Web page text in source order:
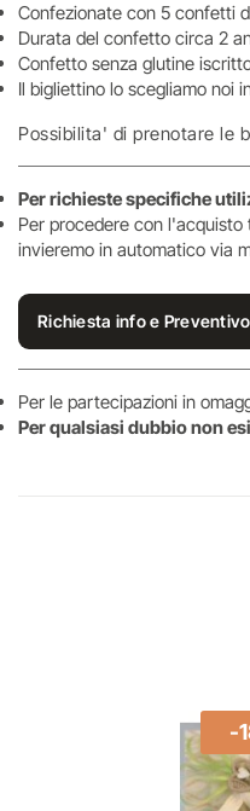
Confezionate con 5 confetti
Durata del confetto circa 2
Confetto senza glutine
Il bigliettino lo scegliamo noi
Possibilita' di prenotare le
Per richieste specifiche
Per procedere con
invieremo in automatico via
Richiesta info e Preventivo
Per le partecipazioni in
Per qualsiasi dubbio non
-